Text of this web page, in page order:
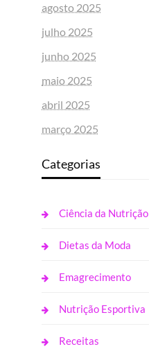
agosto 2025
julho 2025
junho 2025
maio 2025
abril 2025
março 2025
Categorias
Ciência da Nutrição
Dietas da Moda
Emagrecimento
Nutrição Esportiva
Receitas